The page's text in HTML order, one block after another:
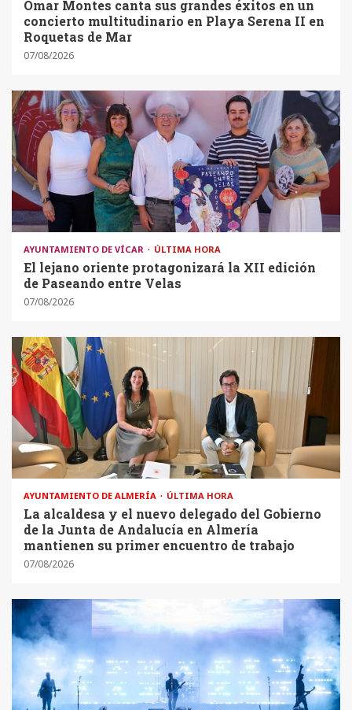
Omar Montes canta sus grandes éxitos en un
concierto multitudinario en Playa Serena II en
Roquetas de Mar
07/08/2026
AYUNTAMIENTO DE VÍCAR ÚLTIMA HORA
El lejano oriente protagonizará la XII edición
de Paseando entre Velas
07/08/2026
AYUNTAMIENTO DE ALMERÍA ÚLTIMA HORA
La alcaldesa y el nuevo delegado del Gobierno
de la Junta de Andalucía en Almería
mantienen su primer encuentro de trabajo
07/08/2026